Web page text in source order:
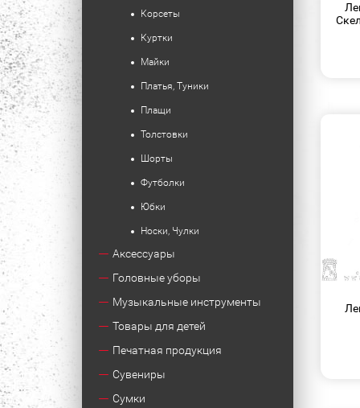
Корсеты
Куртки
Майки
Платья, Туники
Плащи
Толстовки
Шорты
Футболки
Юбки
Носки, Чулки
Аксессуары
Головные уборы
Музыкальные инструменты
Товары для детей
Печатная продукция
Сувениры
Сумки